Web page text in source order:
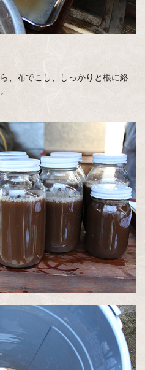
、布でこし、しっかりと根に絡